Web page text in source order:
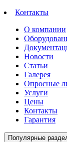
Контакты
О компании
Новости
Статьи
Галерея
Опросные
Услуги
Цены
Контакты
Гарантия
Популярные